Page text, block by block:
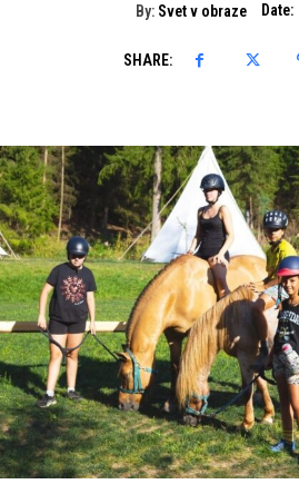
By: Svet v obraze Date:
SHARE: